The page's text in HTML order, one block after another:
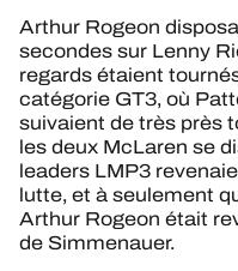
Arthur Rogeon
secondes sur Lenny
regards étaient
catégorie GT3, où
suivaient de très près
les deux McLaren se
leaders LMP3
lutte, et à seulement
Arthur Rogeon était
de Simmenauer.